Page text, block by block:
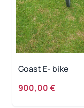
Goast E- bike
900,00 €